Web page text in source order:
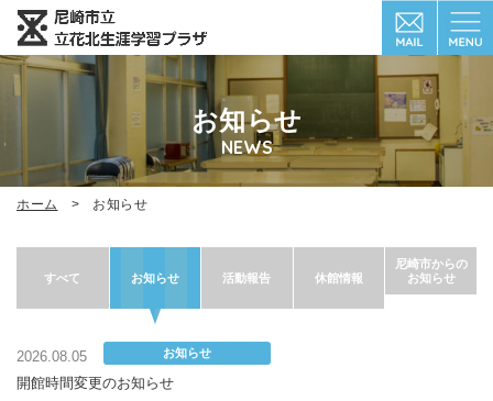
お知らせ
NEWS
ホーム お知らせ
すべて お知らせ 活動報告 休館情報
尼崎市からの
お知らせ
2026.08.05 お知らせ
開館時間変更のお知らせ